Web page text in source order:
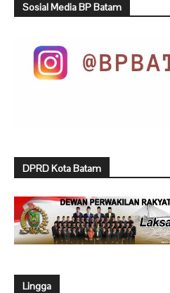
Sosial Media BP Batam
DPRD Kota Batam
Lingga